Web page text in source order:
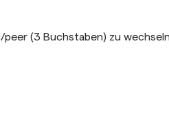
(3 Buchstaben) zu